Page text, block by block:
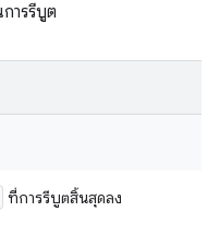
ารรีบูต
ที่การรีบูตสิ้นสุดลง